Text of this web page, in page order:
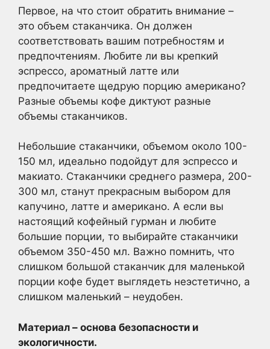
Первое, на что стоит обратить внимание –
это объем стаканчика. Он должен
соответствовать вашим потребностям и
предпочтениям. Любите ли вы крепкий
эспрессо, ароматный латте или
предпочитаете щедрую порцию американо?
Разные объемы кофе диктуют разные
объемы стаканчиков.
Небольшие стаканчики, объемом около 100-
150 мл, идеально подойдут для эспрессо и
макиато. Стаканчики среднего размера, 200-
300 мл, станут прекрасным выбором для
капучино, латте и американо. А если вы
настоящий кофейный гурман и любите
большие порции, то выбирайте стаканчики
объемом 350-450 мл. Важно помнить, что
слишком большой стаканчик для маленькой
порции кофе будет выглядеть неэстетично, а
слишком маленький – неудобен.
Материал – основа безопасности и
экологичности.